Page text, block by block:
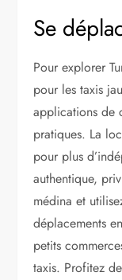
Se
Pour explorer
pour les taxis
applications de
pratiques. La
pour plus
authentique,
médina et
déplacements
petits
taxis. Profitez